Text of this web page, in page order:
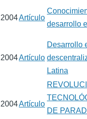
2004Artículo
desarrollo
2004Artículo
Desarrollo
Latina
2004Artículo
DE